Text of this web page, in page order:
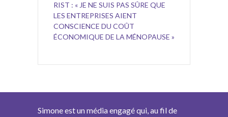
RIST : « JE NE SUIS PAS SÛRE QUE
LES ENTREPRISES AIENT
CONSCIENCE DU COÛT
ÉCONOMIQUE DE LA MÉNOPAUSE »
Simone est un média engagé qui, au fil de